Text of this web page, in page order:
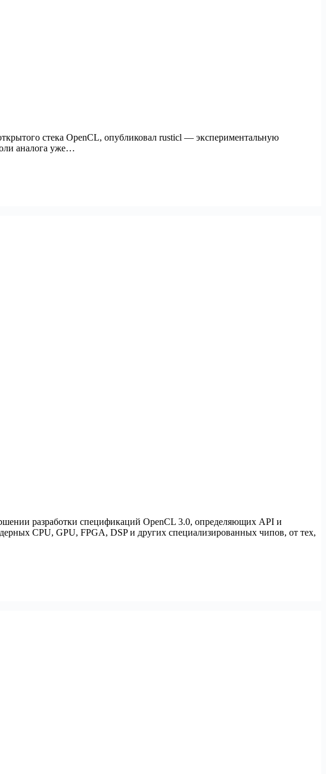
стека OpenCL, опубликовал rusticl — экспериментальную
аналога уже…
разработки спецификаций OpenCL 3.0, определяющих API и
CPU, GPU, FPGA, DSP и других специализированных чипов, от тех,